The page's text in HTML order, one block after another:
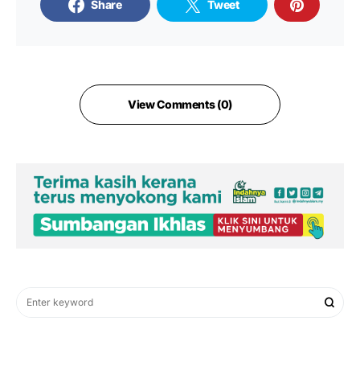
Share Tweet
View Comments (0)